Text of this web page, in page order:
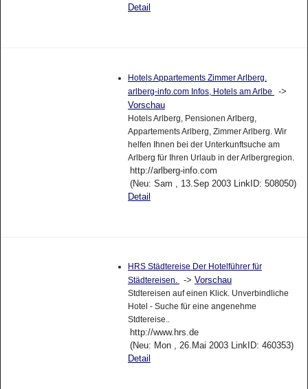
Detail
Hotels Appartements Zimmer Arlberg.
arlberg-info.com Infos, Hotels am Arlbe
->
Vorschau
Hotels Arlberg, Pensionen Arlberg,
Appartements Arlberg, Zimmer Arlberg. Wir
helfen Ihnen bei der Unterkunftsuche am
Arlberg für Ihren Urlaub in der Arlbergregion.
http://arlberg-info.com
(Neu: Sam , 13.Sep 2003 LinkID: 508050)
Detail
HRS Städtereise Der Hotelführer für
Städtereisen.
-> Vorschau
Stdtereisen auf einen Klick. Unverbindliche
Hotel - Suche für eine angenehme
Stdtereise..
http://www.hrs.de
(Neu: Mon , 26.Mai 2003 LinkID: 460353)
Detail